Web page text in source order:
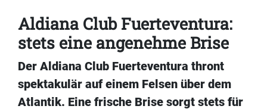
Aldiana Club Fuerteventura:
stets eine angenehme Brise
Der Aldiana Club Fuerteventura thront
spektakulär auf einem Felsen über dem
Atlantik. Eine frische Brise sorgt stets für